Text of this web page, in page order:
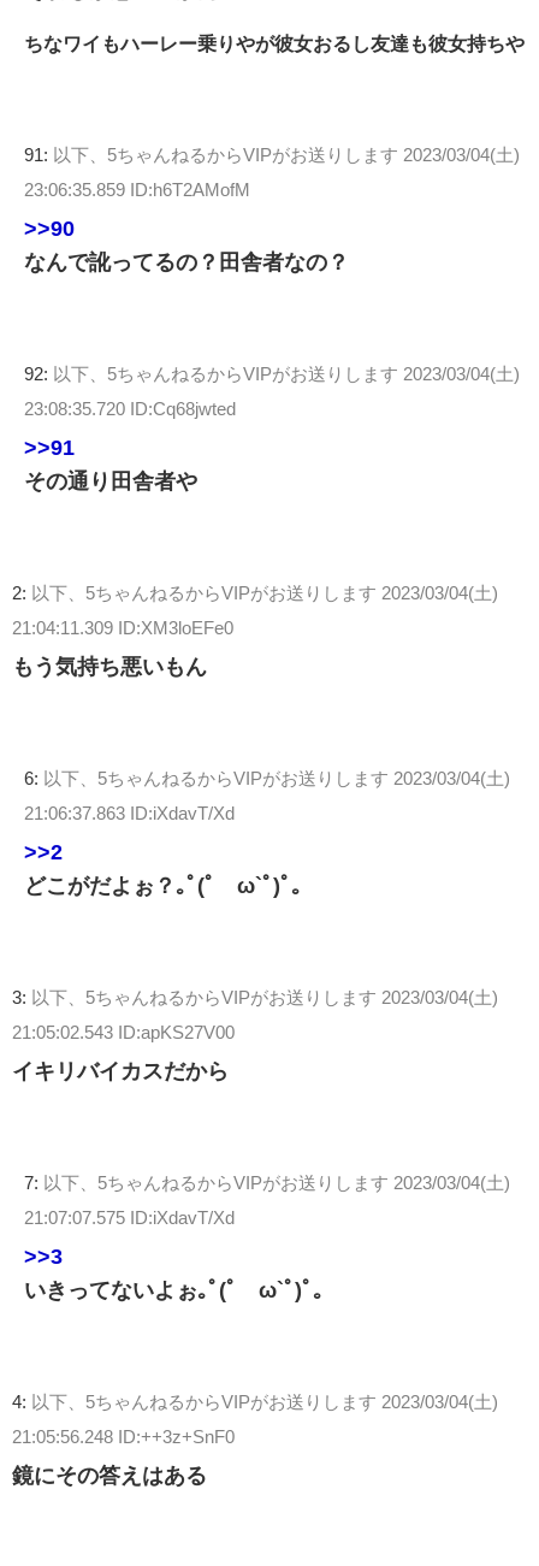
ちなワイもハーレー乗りやが彼女おるし友達も彼女持ちや
91: 以下、5ちゃんねるからVIPがお送りします 2023/03/04(土)
23:06:35.859 ID:h6T2AMofM
>>90
なんで訛ってるの？田舎者なの？
92: 以下、5ちゃんねるからVIPがお送りします 2023/03/04(土)
23:08:35.720 ID:Cq68jwted
>>91
その通り田舎者や
2: 以下、5ちゃんねるからVIPがお送りします 2023/03/04(土)
21:04:11.309 ID:XM3loEFe0
もう気持ち悪いもん
6: 以下、5ちゃんねるからVIPがお送りします 2023/03/04(土)
21:06:37.863 ID:iXdavT/Xd
>>2
どこがだよぉ？｡ﾟ(ﾟ´ω`ﾟ)ﾟ｡
3: 以下、5ちゃんねるからVIPがお送りします 2023/03/04(土)
21:05:02.543 ID:apKS27V00
イキリバイカスだから
7: 以下、5ちゃんねるからVIPがお送りします 2023/03/04(土)
21:07:07.575 ID:iXdavT/Xd
>>3
いきってないよぉ｡ﾟ(ﾟ´ω`ﾟ)ﾟ｡
4: 以下、5ちゃんねるからVIPがお送りします 2023/03/04(土)
21:05:56.248 ID:++3z+SnF0
鏡にその答えはある